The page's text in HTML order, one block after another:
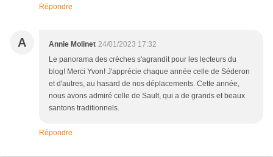
Répondre
A Annie Molinet 24/01/2023 17:32
Le panorama des crèches s'agrandit pour les lecteurs du
blog! Merci Yvon! J'apprécie chaque année celle de Séderon
et d'autres, au hasard de nos déplacements. Cette année,
nous avons admiré celle de Sault, qui a de grands et beaux
santons traditionnels.
Répondre